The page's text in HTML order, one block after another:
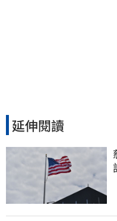
延伸閱讀